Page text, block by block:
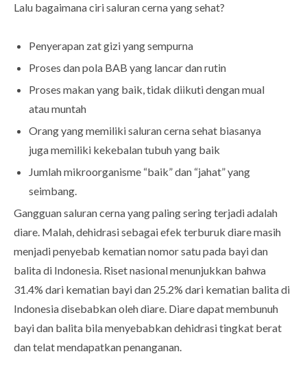
Lalu bagaimana ciri saluran cerna yang sehat?
Penyerapan zat gizi yang sempurna
Proses dan pola BAB yang lancar dan rutin
Proses makan yang baik, tidak diikuti dengan mual
atau muntah
Orang yang memiliki saluran cerna sehat biasanya
juga memiliki kekebalan tubuh yang baik
Jumlah mikroorganisme “baik” dan “jahat” yang
seimbang.
Gangguan saluran cerna yang paling sering terjadi adalah
diare. Malah, dehidrasi sebagai efek terburuk diare masih
menjadi penyebab kematian nomor satu pada bayi dan
balita di Indonesia. Riset nasional menunjukkan bahwa
31.4% dari kematian bayi dan 25.2% dari kematian balita di
Indonesia disebabkan oleh diare. Diare dapat membunuh
bayi dan balita bila menyebabkan dehidrasi tingkat berat
dan telat mendapatkan penanganan.